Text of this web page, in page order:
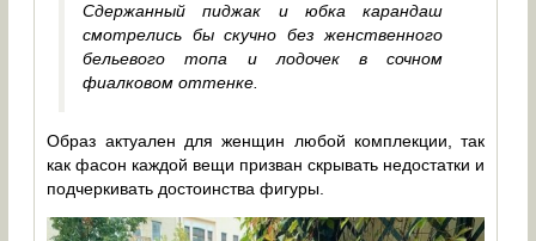
Сдержанный пиджак и юбка карандаш
смотрелись бы скучно без женственного
бельевого топа и лодочек в сочном
фиалковом оттенке.
Образ актуален для женщин любой комплекции, так
как фасон каждой вещи призван скрывать недостатки и
подчеркивать достоинства фигуры.